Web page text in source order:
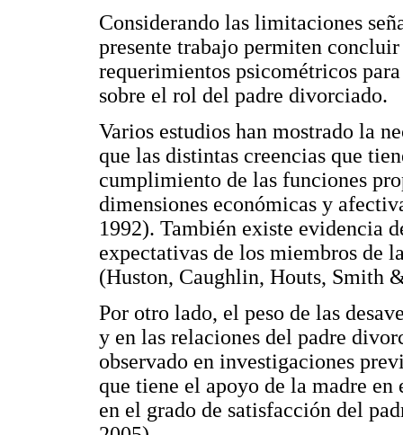
Considerando las limitaciones
presente trabajo permiten
requerimientos psicométricos
sobre el rol del padre divorciado.
Varios estudios han mostrado la
que las distintas creencias que
cumplimiento de las funciones
dimensiones económicas y
1992). También existe evidencia
expectativas de los miembros de
(Huston, Caughlin, Houts, Smith
Por otro lado, el peso de las
y en las relaciones del padre
observado en investigaciones
que tiene el apoyo de la madre
en el grado de satisfacción del